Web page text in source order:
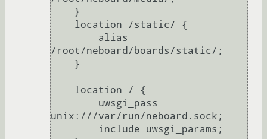
/root/neboard/boards/static/;
unix:///var/run/neboard.sock;